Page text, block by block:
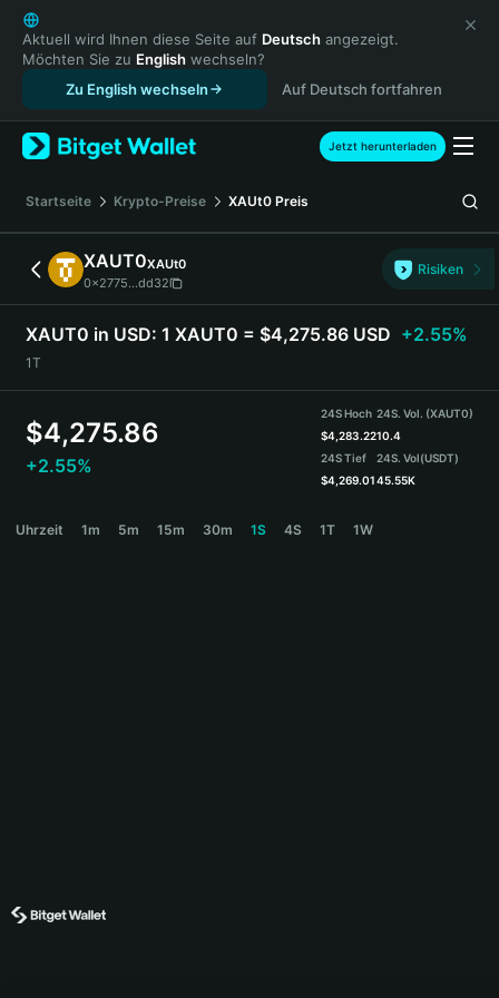
English
日本語
Tiếng Việt
Русский
Español (Latinoamérica)
Türkçe
Français
Deutsch
简体中文
繁體中文
Português (Portugal)
Bahasa Indonesia
ภาษาไทย
हिन्दी
Español
Português (Brasil)
Aktuell wird Ihnen diese Seite auf Deutsch angezeigt.
Möchten Sie zu English wechseln?
Zu English wechseln
Auf Deutsch fortfahren
Jetzt herunterladen
Startseite Krypto-Preise XAUt0 Preis
XAUT0XAUt0
0x2775...dd32
Risiken
XAUT0 in USD: 1 XAUT0 = $4,275.86 USD +2.55%
1T
$4,275.86
+2.55%
24S Hoch
$4,283.22
24S Tief
$4,269.01
24S. Vol. (XAUT0)
10.4
24S. Vol(USDT)
45.55K
Uhrzeit 1m 5m 15m 30m 1S 4S 1T 1W